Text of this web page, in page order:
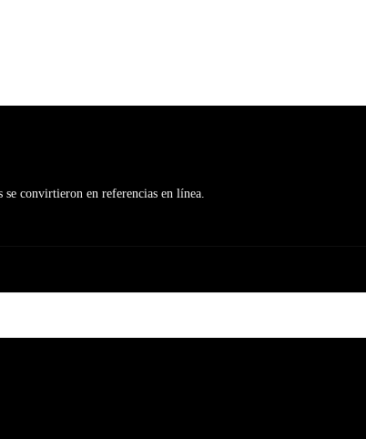
convirtieron en referencias en línea.